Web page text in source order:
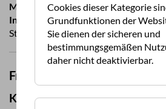
M
camping@sfk.is
Informationen: gebührenpflichtig,
Strom, Sanitäranlage
Frankreich
Korsika/Tollare
Cookies dieser Kategorie
Grundfunktionen der
Sie dienen der sicheren und
bestimmungsgemäßen
daher nicht deaktivierbar.